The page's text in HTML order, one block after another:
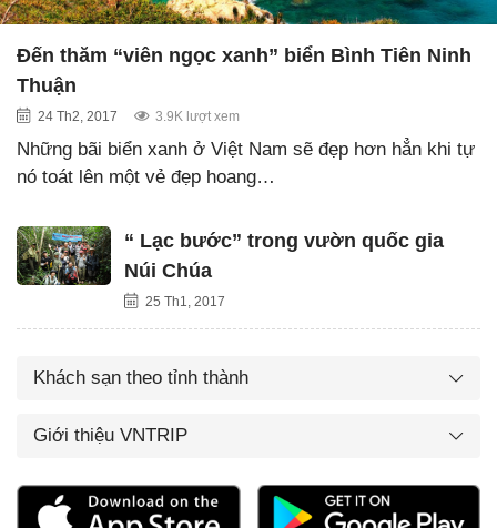
Đến thăm “viên ngọc xanh” biển Bình Tiên Ninh
Thuận
24 Th2, 2017 3.9K lượt xem
Những bãi biển xanh ở Việt Nam sẽ đẹp hơn hẳn khi tự
nó toát lên một vẻ đẹp hoang…
“ Lạc bước” trong vườn quốc gia
Núi Chúa
25 Th1, 2017
Khách sạn theo tỉnh thành
Giới thiệu VNTRIP